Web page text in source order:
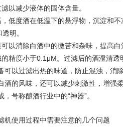
减少液体的固体含量。
度酒在低温下的悬浮物，沉淀和不
明。
消除白酒中的微苦和杂味，提高白
度小于0.1μM。过滤后的酒澄清透
以过滤出热的味道，防止混浊，消
酒的风味，还可以减少刺激性，增强
号称酿酒行业中的“神器”。
机使用过程中需要注意的几个问题